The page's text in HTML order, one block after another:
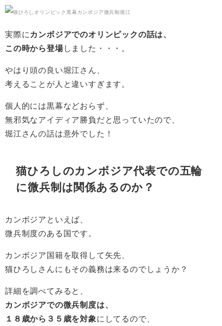
実際に カンボジアでのオリンピックの話は、
この時から登場しました・・・。
やはり頭の良い堀江さん、
考えることが人と違いすぎます。
個人的には黒幕などおらず、
無邪気なアイディア勝負だと思っていたので、
堀江さんの話は意外でした！
猫ひろしのカンボジア代表での五輪
に微兵制は関係あるのか？
カンボジアといえば、
微兵制度のある国です。
カンボジア国籍を取得して矢先、
猫ひろしさんにもその義務は来るのでしょうか？
詳細を調べてみると、
カンボジアでの微兵制度は、
１８歳から３５歳を対象にしてるので、